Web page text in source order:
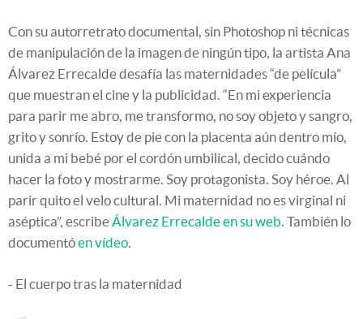
Con su autorretrato documental, sin Photoshop ni técnicas
de manipulación de la imagen de ningún tipo, la artista Ana
Álvarez Errecalde desafía las maternidades “de película”
que muestran el cine y la publicidad. “En mi experiencia
para parir me abro, me transformo, no soy objeto y sangro,
grito y sonrío. Estoy de pie con la placenta aún dentro mío,
unida a mi bebé por el cordón umbilical, decido cuándo
hacer la foto y mostrarme. Soy protagonista. Soy héroe. Al
parir quito el velo cultural. Mi maternidad no es virginal ni
aséptica”, escribe Álvarez Errecalde en su web . También lo
documentóen vídeo
- El cuerpo tras la maternidad